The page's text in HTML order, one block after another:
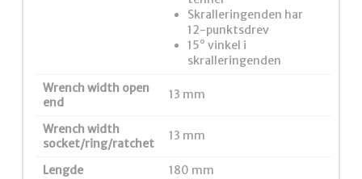
Skralleringenden har
12-punktsdrev
15° vinkel i
skralleringenden
Wrench width open
end
13 mm
Wrench width
socket/ring/ratchet
13 mm
Lengde 180 mm